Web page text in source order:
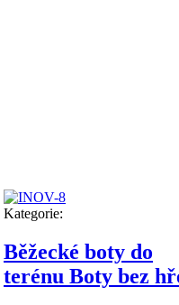
Kategorie:
Běžecké boty do
terénu Boty bez